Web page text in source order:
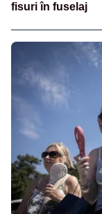
fisuri în fuselaj